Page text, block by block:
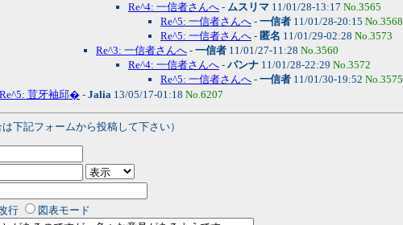
Re^4: 一信者さんへ - ムスリマ 11/01/28-13:17 No.3565
Re^5: 一信者さんへ - 一信者 11/01/28-20:15 No.3568
Re^5: 一信者さんへ - 匿名 11/01/29-02:28 No.3573
Re^3: 一信者さんへ - 一信者 11/01/27-11:28 No.3560
Re^4: 一信者さんへ - パンナ 11/01/28-22:29 No.3572
Re^5: 一信者さんへ - 一信者 11/01/30-19:52 No.3575
Re^5: 荳牙袖邱� - Jalia 13/05/17-01:18 No.6207
下記フォームから投稿して下さい）
行 図表モード